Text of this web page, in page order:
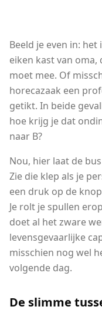
Beeld je even in:
eiken kast van
moet mee. Of
horecazaak een
getikt. In beide
hoe krijg je dat
naar B?
Nou, hier laat de
Zie die klep als je
een druk op de
Je rolt je spullen
doet al het zware
levensgevaarlijke
misschien nog wel
volgende dag.
De slimme